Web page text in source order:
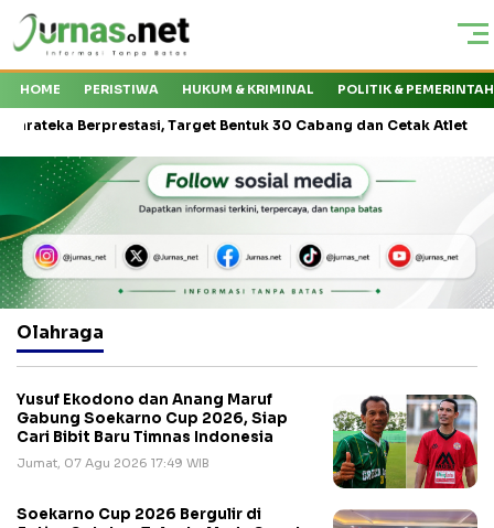
HOME PERISTIWA HUKUM & KRIMINAL POLITIK &
Target Bentuk 30 Cabang dan Cetak Atlet Nasional
Olahraga
Yusuf Ekodono dan Anang Maruf
Gabung Soekarno Cup 2026, Siap
Cari Bibit Baru Timnas Indonesia
Jumat, 07 Agu 2026 17:49 WIB
Soekarno Cup 2026 Bergulir di